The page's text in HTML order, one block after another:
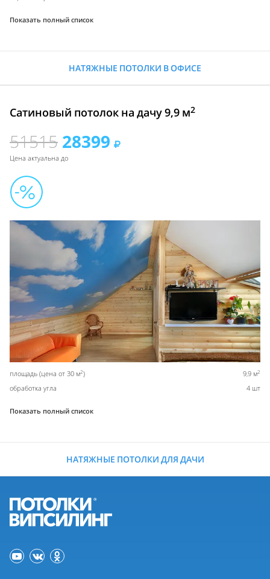
Показать полный список
НАТЯЖНЫЕ ПОТОЛКИ В ОФИСЕ
Сатиновый потолок на дачу 9,9 м2
51515 28399
Цена актуальна до
площадь (цена от 30 м2) 9,9 м2
обработка угла 4 шт
Показать полный список
НАТЯЖНЫЕ ПОТОЛКИ ДЛЯ ДАЧИ